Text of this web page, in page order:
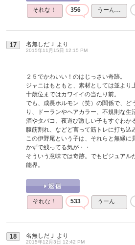
それな！ 356 うーん…
17 名無しだＪ より
2015年11月15日 12:15 PM
２５でかわいい！のはじっさい奇跡。
ジャニはもともと、素材としては並より
十歳位まではカワイイの当たり前。
でも、成長ホルモン（笑）の関係で、ど
り、ドーランやヘアカラー、不規則な生
酒やタバコ、夜遊び激しい子もすぐわか
腹筋割れ、などど言って筋トレに打ち込
この伊野尾という子は、それらと無縁に
かずで残ってる気が・・
そういう意味では奇跡。でもビジュアル
能界。
それな！ 533 うーん…
18 名無しだＪ より
2015年12月3日 12:42 PM